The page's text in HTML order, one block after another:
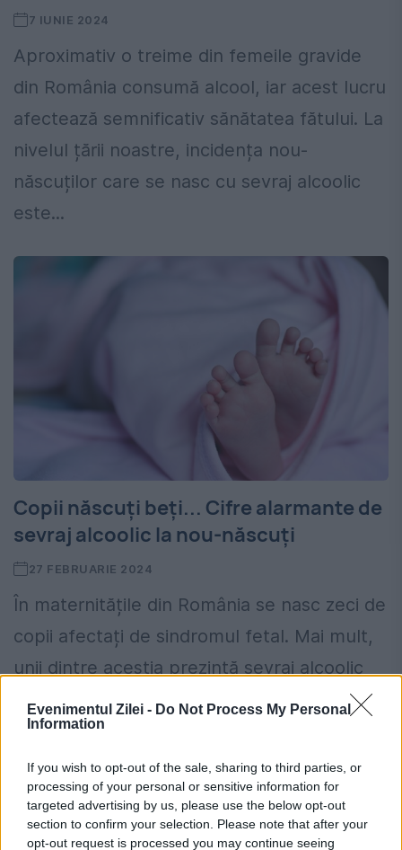
Evenimentul Zilei - Do Not Process My Personal
Information
If you wish to opt-out of the sale, sharing to third parties, or
processing of your personal or sensitive information for
targeted advertising by us, please use the below opt-out
section to confirm your selection. Please note that after your
opt-out request is processed you may continue seeing
7 IUNIE 2024
Aproximativ o treime din femeile gravide
din România consumă alcool, iar acest lucru
afectează semnificativ sănătatea fătului. La
nivelul țării noastre, incidența nou-
născuților care se nasc cu sevraj alcoolic
este...
Copii născuți beți... Cifre alarmante de
sevraj alcoolic la nou-născuți
27 FEBRUARIE 2024
În maternitățile din România se nasc zeci de
copii afectați de sindromul fetal. Mai mult,
unii dintre aceștia prezintă sevraj alcoolic
încă de la naștere. Specialiștii susțin că
situația este...